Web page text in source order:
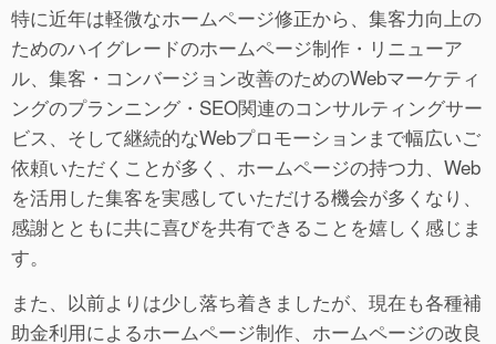
特に近年は軽微なホームページ修正から、集客力向上の
ためのハイグレードのホームページ制作・リニューア
ル、集客・コンバージョン改善のためのWebマーケティ
ングのプランニング・SEO関連のコンサルティングサー
ビス、そして継続的なWebプロモーションまで幅広いご
依頼いただくことが多く、ホームページの持つ力、Web
を活用した集客を実感していただける機会が多くなり、
感謝とともに共に喜びを共有できることを嬉しく感じま
す。
また、以前よりは少し落ち着きましたが、現在も各種補
助金利用によるホームページ制作、ホームページの改良